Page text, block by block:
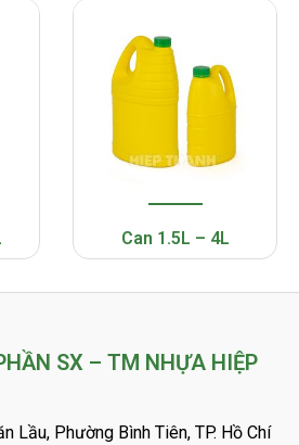
Can 1.5L – 4L
SX – TM NHỰA HIỆP
Lầu, Phường Bình Tiên, TP. Hồ Chí